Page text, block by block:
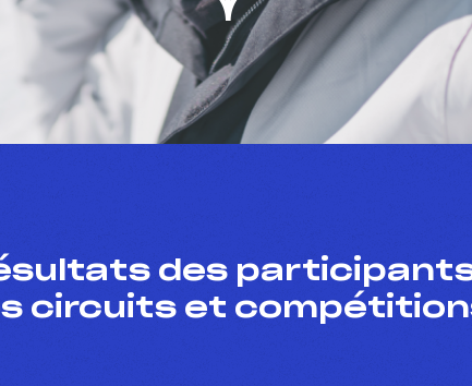
des participants
circuits et